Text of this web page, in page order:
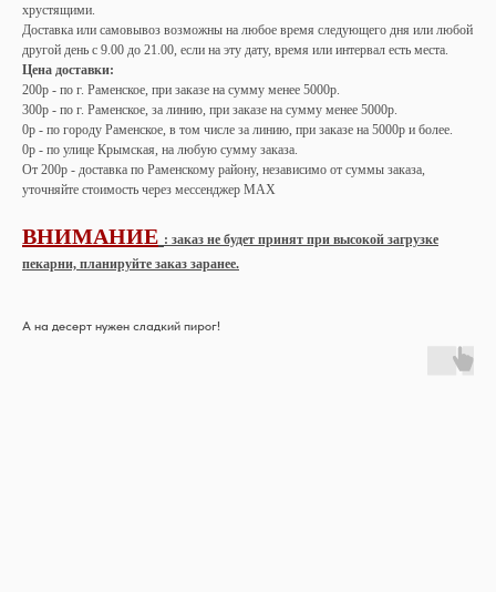
хрустящими.
Доставка или самовывоз возможны на любое время следующего дня или любой
другой день с 9.00 до 21.00, если на эту дату, время или интервал есть места.
Цена доставки:
200р - по г. Раменское, при заказе на сумму менее 5000р.
300р - по г. Раменское, за линию, при заказе на сумму менее 5000р.
0р - по городу Раменское, в том числе за линию, при заказе на 5000р и более.
0р - по улице Крымская, на любую сумму заказа.
От 200р - доставка по Раменскому району, независимо от суммы заказа,
уточняйте стоимость через мессенджер MAX
ВНИМАНИЕ : заказ не будет принят при высокой загрузке
пекарни, планируйте заказ заранее.
А на десерт нужен сладкий пирог!